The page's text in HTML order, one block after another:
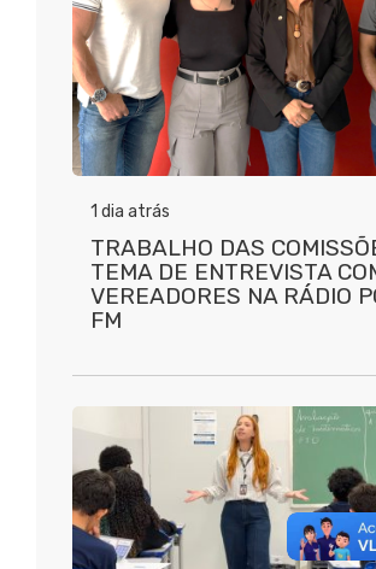
1 dia atrás
TRABALHO DAS
TEMA DE ENTREVISTA
VEREADORES NA RÁDIO
FM